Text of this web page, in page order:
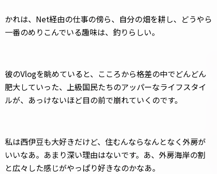
かれは、Net経由の仕事の傍ら、自分の畑を耕し、どうやら
一番のめりこんでいる趣味は、釣りらしい。
彼のVlogを眺めていると、こころから格差の中でどんどん
肥大していった、上級国民たちのアッパーなライフスタイ
ルが、あっけないほど目の前で崩れていくのです。
私は西伊豆も大好きだけど、住むんならなんとなく外房が
いいなあ。あまり深い理由はないです。あ、外房海岸の割
と広々した感じがやっぱり好きなのかなあ。